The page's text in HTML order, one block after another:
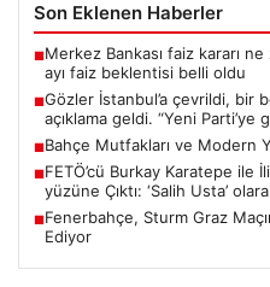
Son Eklenen Haberler
■Merkez Bankası faiz kararı
ayı faiz beklentisi belli oldu
■Gözler İstanbul’a çevrildi, bir
açıklama geldi. “Yeni Parti’ye
■Bahçe Mutfakları ve Modern
■FETÖ’cü Burkay Karatepe ile
yüzüne Çıktı: ‘Salih Usta’
■Fenerbahçe, Sturm Graz
Ediyor